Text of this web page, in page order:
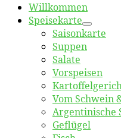
Willkommen
Speisekarte
Saisonkarte
Suppen
Salate
Vorspeisen
Vom Schwein
Argentinische
Geflügel